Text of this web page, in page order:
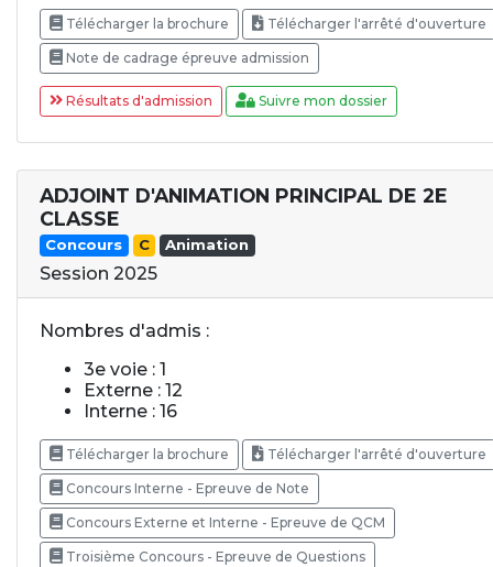
Télécharger la brochure Télécharger l'arrêté d'ouverture
Note de cadrage épreuve admission
Résultats d'admission Suivre mon dossier
ADJOINT D'ANIMATION PRINCIPAL DE 2E
CLASSE
Concours C Animation
Session 2025
Nombres d'admis :
3e voie : 1
Externe : 12
Interne : 16
Télécharger la brochure Télécharger l'arrêté d'ouverture
Concours Interne - Epreuve de Note
Concours Externe et Interne - Epreuve de QCM
Troisième Concours - Epreuve de Questions